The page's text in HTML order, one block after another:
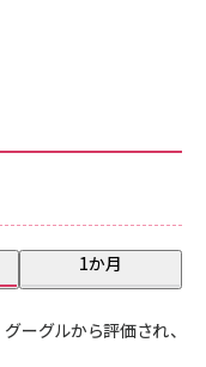
1か月
ーグルから評価され、